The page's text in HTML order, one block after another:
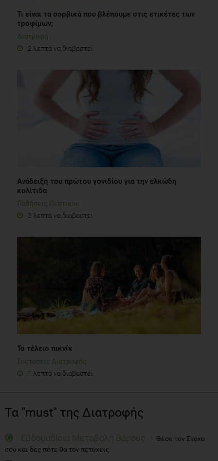
Τι είναι τα σορβικά που βλέπουμε στις ετικέτες των
τροφίμων;
Διατροφή
2 λεπτά να διαβαστεί
Ανάδειξη του πρώτου γονιδίου για την ελκώδη
κολίτιδα
Παθήσεις Πεπτικού
3 λεπτά να διαβαστεί
Το τέλειο πικνίκ
Συστάσεις Διατροφής
1 λεπτό να διαβαστεί
Τα "must" της Διατροφής
Εβδομαδίαια Μεταβολή Βάρους
Θέσε τον Στόχο
σου και δες πότε θα τον πετύχεις